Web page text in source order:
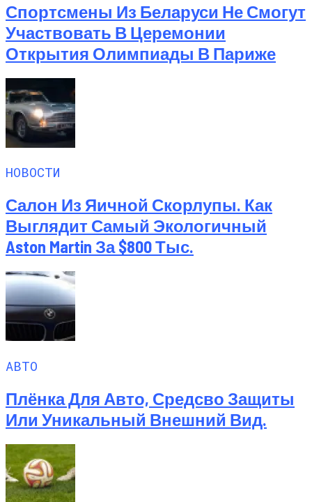
Спортсмены Из Беларуси Не Смогут
Участвовать В Церемонии
Открытия Олимпиады В Париже
НОВОСТИ
Салон Из Яичной Скорлупы. Как
Выглядит Самый Экологичный
Aston Martin За $800 Тыс.
АВТО
Плёнка Для Авто, Средсво Защиты
Или Уникальный Внешний Вид.